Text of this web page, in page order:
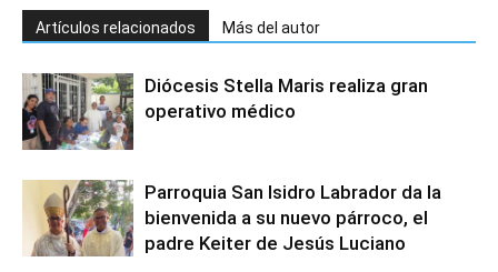
Artículos relacionados Más del autor
Diócesis Stella Maris realiza gran
operativo médico
Parroquia San Isidro Labrador da la
bienvenida a su nuevo párroco, el
padre Keiter de Jesús Luciano